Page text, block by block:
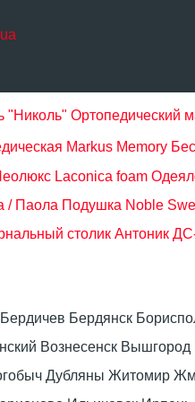
"Николь" Ортопедический
Markus Memory
Laconica foam
/ Паола Подушка Noble
столик Антоник
Бердянск
Вознесенск Вышгород
Дубляны Житомир